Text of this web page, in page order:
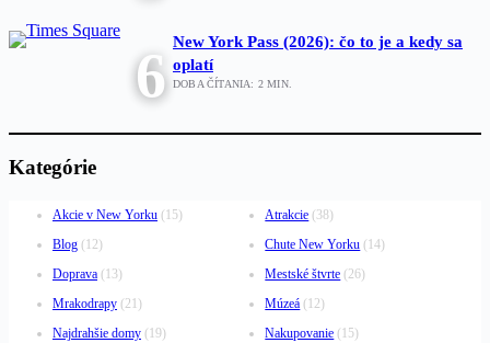
6 New York Pass (2026): čo to je a kedy sa
oplatí
DOBA ČÍTANIA: 2 MIN.
Kategórie
Akcie v New Yorku (15) Atrakcie (38)
Blog (12) Chute New Yorku (14)
Doprava (13) Mestské štvrte (26)
Mrakodrapy (21) Múzeá (12)
Najdrahšie domy (19) Nakupovanie (15)